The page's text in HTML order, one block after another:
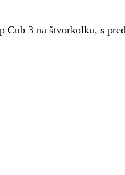
Cub 3 na štvorkolku, s